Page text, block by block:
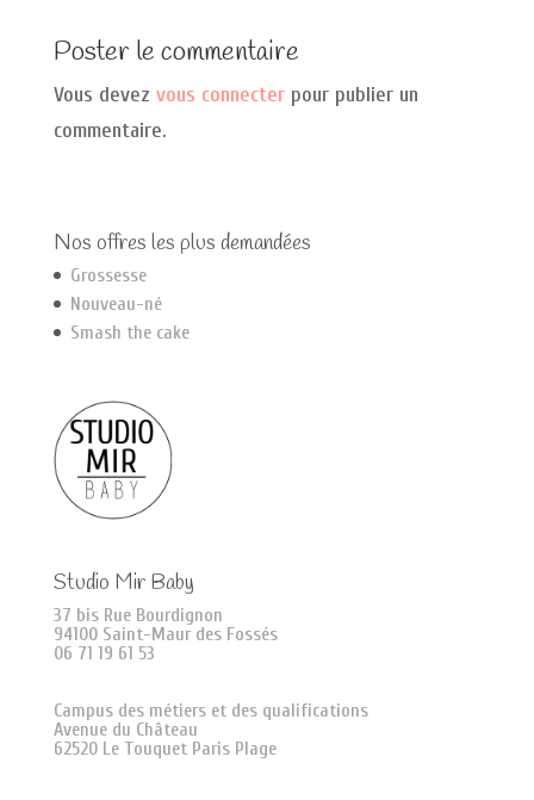
Poster le commentaire
Vous devez vous connecterpour publier un
commentaire.
Nos offres les plus demandées
Grossesse
Nouveau-né
Smash the cake
Studio Mir Baby
37 bis Rue Bourdignon
94100 Saint-Maur des Fossés
06 71 19 61 53
Campus des métiers et des qualifications
Avenue du Château
62520 Le Touquet Paris Plage